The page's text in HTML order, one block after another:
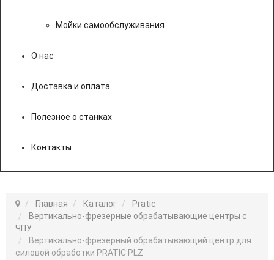
Мойки самообслуживания
О нас
Доставка и оплата
Полезное о станках
Контакты
Главная Каталог
Pratic
Вертикально-фрезерные обрабатывающие центры с
ЧПУ
Вертикально-фрезерный обрабатывающий центр для
силовой обработки PRATIC PLZ